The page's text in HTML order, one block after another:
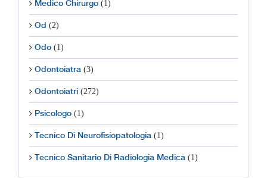
Medico Chirurgo (1)
Od (2)
Odo (1)
Odontoiatra (3)
Odontoiatri (272)
Psicologo (1)
Tecnico Di Neurofisiopatologia (1)
Tecnico Sanitario Di Radiologia Medica (1)